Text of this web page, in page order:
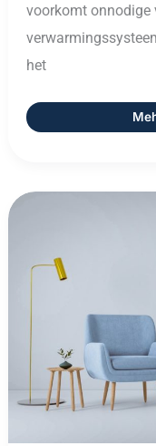
voorkomt onnodige
het